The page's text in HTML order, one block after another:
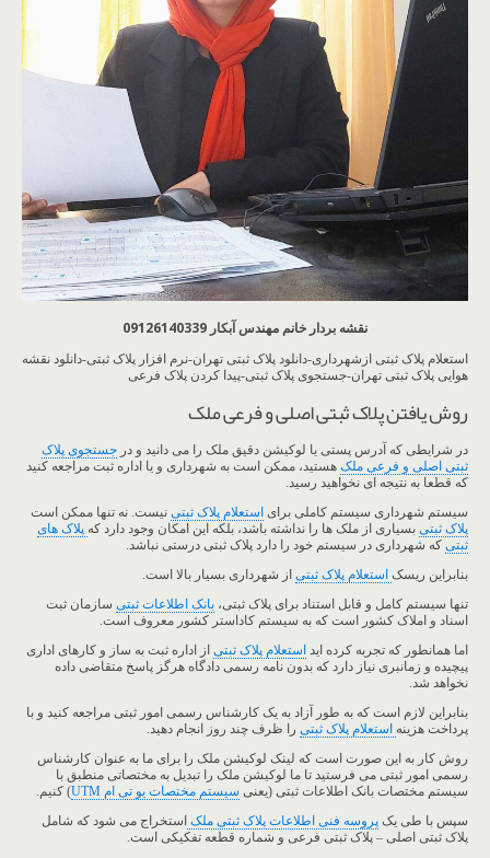
نقشه بردار خانم مهندس آبکار 09126140339
استعلام پلاک ثبتی ازشهرداری-دانلود پلاک ثبتی تهران-نرم افزار پلاک ثبتی-دانلود نقشه
هوایی پلاک ثبتی تهران-جستجوی پلاک ثبتی-پیدا کردن پلاک فرعی
روش یافتن پلاک ثبتی اصلی و فرعی ملک
در شرایطی که آدرس پستی یا لوکیشن دقیق ملک را می دانید و در جستجوی پلاک
ثبتی اصلی و فرعی ملک هستید، ممکن است به شهرداری و یا اداره ثبت مراجعه کنید
که قطعا به نتیجه ای نخواهید رسید.
سیستم شهرداری سیستم کاملی برای استعلام پلاک ثبتی نیست. نه تنها ممکن است
پلاک ثبتی بسیاری از ملک ها را نداشته باشد، بلکه این امکان وجود دارد که پلاک های
ثبتی که شهرداری در سیستم خود را دارد پلاک ثبتی درستی نباشد.
بنابراین ریسک استعلام پلاک ثبتی از شهرداری بسیار بالا است.
تنها سیستم کامل و قابل استناد برای پلاک ثبتی، بانک اطلاعات ثبتی سازمان ثبت
اسناد و املاک کشور است که به سیستم کاداستر کشور معروف است.
اما همانطور که تجربه کرده اید استعلام پلاک ثبتی از اداره ثبت به ساز و کارهای اداری
پیچیده و زمانبری نیاز دارد که بدون نامه رسمی دادگاه هرگز پاسخ متقاضی داده
نخواهد شد.
بنابراین لازم است که به طور آزاد به یک کارشناس رسمی امور ثبتی مراجعه کنید و با
پرداخت هزینه استعلام پلاک ثبتی را ظرف چند روز انجام دهید.
روش کار به این صورت است که لینک لوکیشن ملک را برای ما به عنوان کارشناس
رسمی امور ثبتی می فرستید تا ما لوکیشن ملک را تبدیل به مختصاتی منطبق با
سیستم مختصات بانک اطلاعات ثبتی (یعنی سیستم مختصات یو تی ام UTM
) کنیم.
سپس با طی یک پروسه فنی اطلاعات پلاک ثبتی ملک استخراج می شود که شامل
پلاک ثبتی اصلی – پلاک ثبتی فرعی و شماره قطعه تفکیکی است.